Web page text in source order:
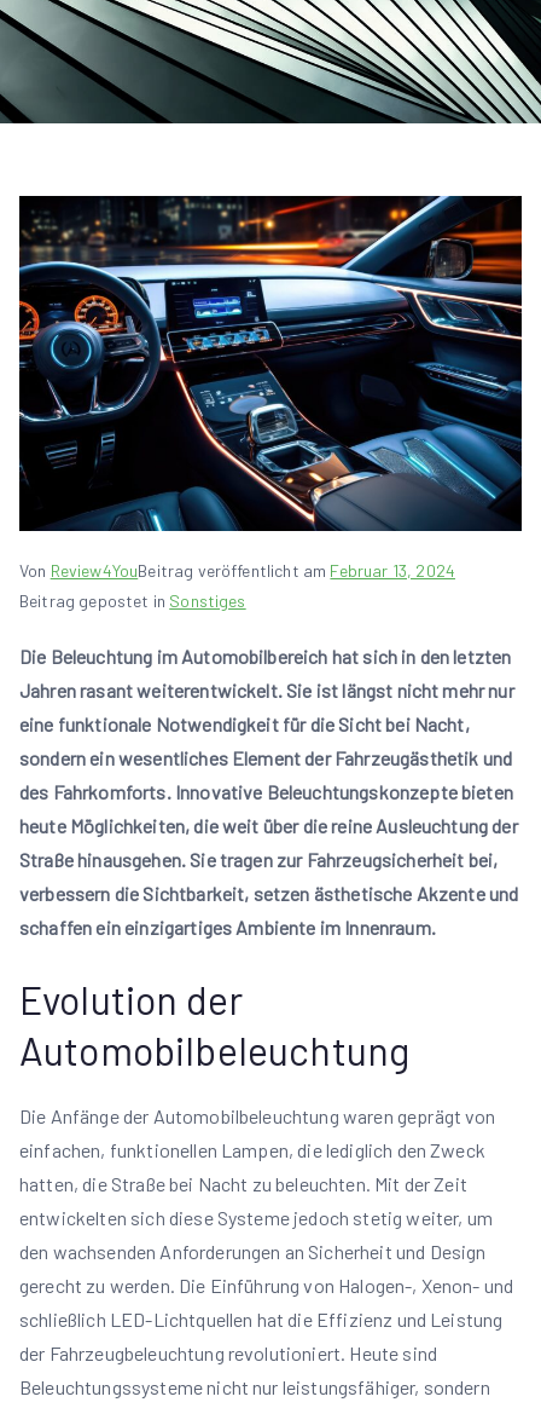
Von Review4YouBeitrag veröffentlicht am Februar 13, 2024
Beitrag gepostet in Sonstiges
Die Beleuchtung im Automobilbereich hat sich in den letzten
Jahren rasant weiterentwickelt. Sie ist längst nicht mehr nur
eine funktionale Notwendigkeit für die Sicht bei Nacht,
sondern ein wesentliches Element der Fahrzeugästhetik und
des Fahrkomforts. Innovative Beleuchtungskonzepte bieten
heute Möglichkeiten, die weit über die reine Ausleuchtung der
Straße hinausgehen. Sie tragen zur Fahrzeugsicherheit bei,
verbessern die Sichtbarkeit, setzen ästhetische Akzente und
schaffen ein einzigartiges Ambiente im Innenraum.
Evolution der
Automobilbeleuchtung
Die Anfänge der Automobilbeleuchtung waren geprägt von
einfachen, funktionellen Lampen, die lediglich den Zweck
hatten, die Straße bei Nacht zu beleuchten. Mit der Zeit
entwickelten sich diese Systeme jedoch stetig weiter, um
den wachsenden Anforderungen an Sicherheit und Design
gerecht zu werden. Die Einführung von Halogen-, Xenon- und
schließlich LED-Lichtquellen hat die Effizienz und Leistung
der Fahrzeugbeleuchtung revolutioniert. Heute sind
Beleuchtungssysteme nicht nur leistungsfähiger, sondern